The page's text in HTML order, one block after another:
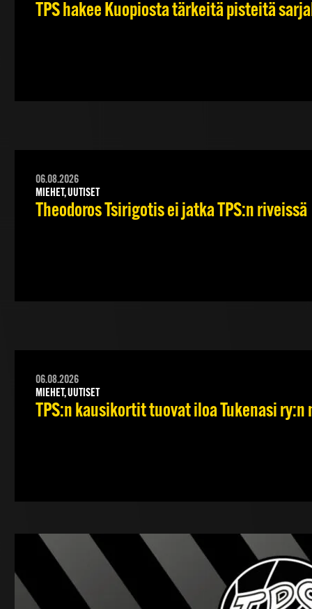
TPS hakee Kuopiosta tärkeitä pisteitä
06.08.2026
MIEHET, UUTISET
Theodoros Tsirigotis ei jatka TPS:n riveissä
06.08.2026
MIEHET, UUTISET
TPS:n kausikortit tuovat iloa Tukenasi